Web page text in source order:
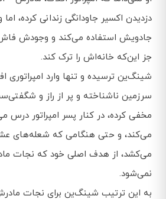
دزدیدن اکسیر جاودانگی زندانی کرده،
جادویش استفاده می‌کند و وجودش فاش
جز این‌که خانه‌اش را ترک کند.
شینگ‌ین ترسیده و تنها وارد امپراتوری
سرزمین ناشناخته و پر از راز و
مخفی کرده، در کنار پسر امپراتور درس
می‌کند، و حتی هنگامی که شعله‌های
می‌کشد، از هدف اصلی خود که نجات
نمی‌شود.
به این ترتیب شینگ‌ین برای نجات